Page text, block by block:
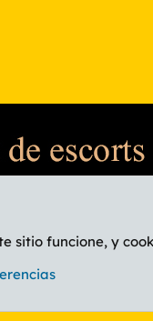
sitio funcione, y